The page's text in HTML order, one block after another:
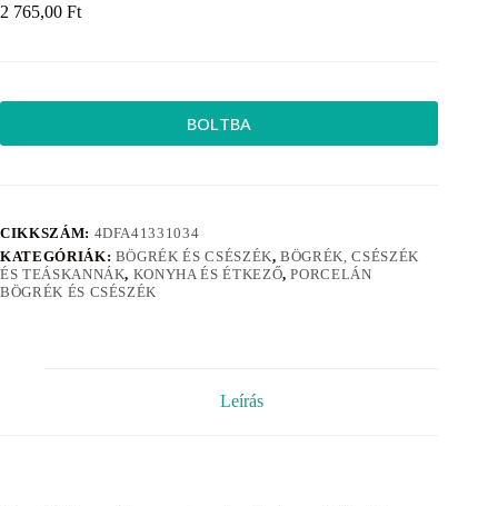
2 765,00 Ft
BOLTBA
CIKKSZÁM: 4DFA41331034
KATEGÓRIÁK: BÖGRÉK ÉS CSÉSZÉK,BÖGRÉK, CSÉSZÉK
ÉS TEÁSKANNÁK, KONYHA ÉS ÉTKEZŐ,PORCELÁN
BÖGRÉK ÉS CSÉSZÉK
Leírás